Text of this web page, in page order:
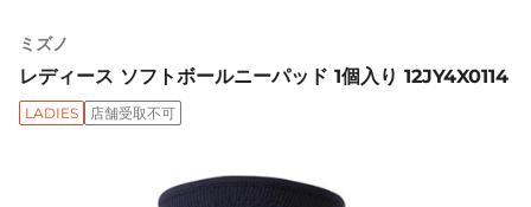
ミズノ
レディース ソフトボールニーパッド 1個入り 12JY4X0114
LADIES 店舗受取不可